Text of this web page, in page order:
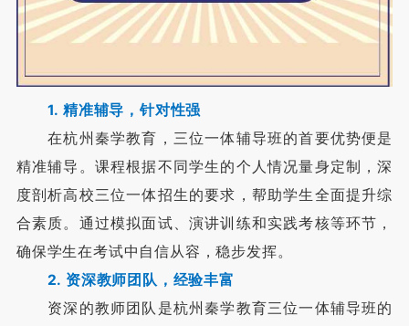
1. 精准辅导，针对性强
在杭州秦学教育，三位一体辅导班的首要优势便是
精准辅导。课程根据不同学生的个人情况量身定制，深
度剖析高校三位一体招生的要求，帮助学生全面提升综
合素质。通过模拟面试、演讲训练和实践考核等环节，
确保学生在考试中自信从容，稳步发挥。
2. 资深教师团队，经验丰富
资深的教师团队是杭州秦学教育三位一体辅导班的